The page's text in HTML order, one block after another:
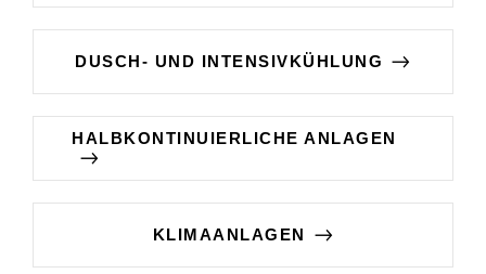
DUSCH- UND INTENSIVKÜHLUNG
HALBKONTINUIERLICHE ANLAGEN
KLIMAANLAGEN